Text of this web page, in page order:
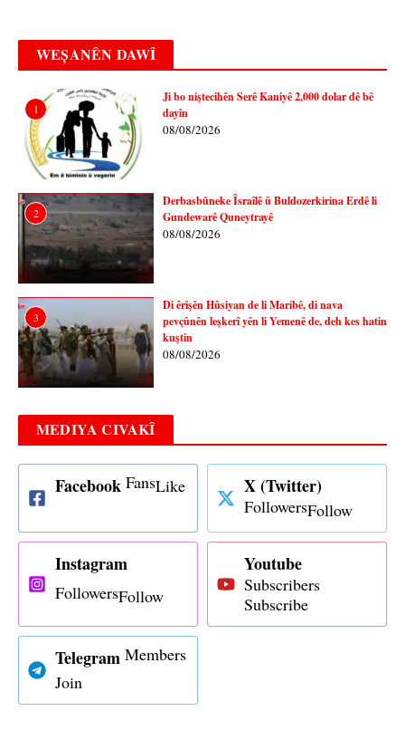
WEȘANÊN DAWÎ
1
Ji bo niştecihên Serê Kaniyê 2,000 dolar dê bê
dayîn
08/08/2026
2
Derbasbûneke Îsraîlê û Buldozerkirina Erdê li
Gundewarê Quneytrayê
08/08/2026
3
Di êrîşên Hûsiyan de li Maribê, di nava
pevçûnên leşkerî yên li Yemenê de, deh kes hatin
kuştin
08/08/2026
MEDIYA CIVAKÎ
Facebook FansLike X (Twitter)
FollowersFollow
Instagram
FollowersFollow
Youtube
Subscribers
Subscribe
Telegram Members
Join